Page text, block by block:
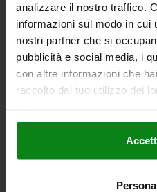
analizzare il nostro traffico.
informazioni sul modo in cui
nostri partner che si
pubblicità e social media, i
con altre informazioni che
raccolto dal tuo utilizzo dei
FORMA=B H1=59 H2=52
ALTEZZA DI FILETTATURA=35
COPPIA DI SERRAGGIO MAX.
FORZA DI RETRAZIONE KN=15
Numero d’ordine:42201-10-
+ IVA